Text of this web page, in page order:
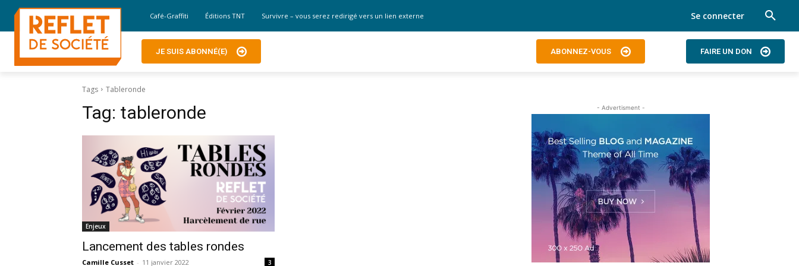
Café-Graffiti Éditions TNT Survivre – vous serez redirigé vers un lien externe Se connecter
JE SUIS ABONNÉ(E) ABONNEZ-VOUS FAIRE UN DON
Tags Tableronde
Tag: tableronde
Enjeux
Lancement des tables rondes
Camille Cusset - 11 janvier 2022 3
- Advertisment -